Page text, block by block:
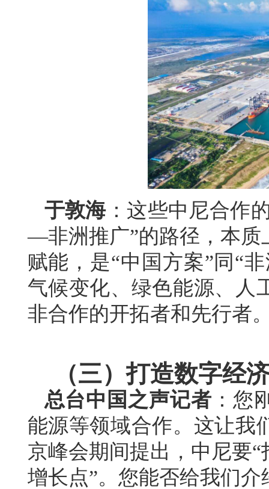
于敦海：这些中尼合作
—非洲推广”的路径，本质
赋能，是“中国方案”同“
气候变化、绿色能源、人
非合作的开拓者和先行者
（三）打造数字经
总台中国之声记者 ：您
能源等领域合作。这让我
京峰会期间提出，中尼要
增长点”。您能否给我们